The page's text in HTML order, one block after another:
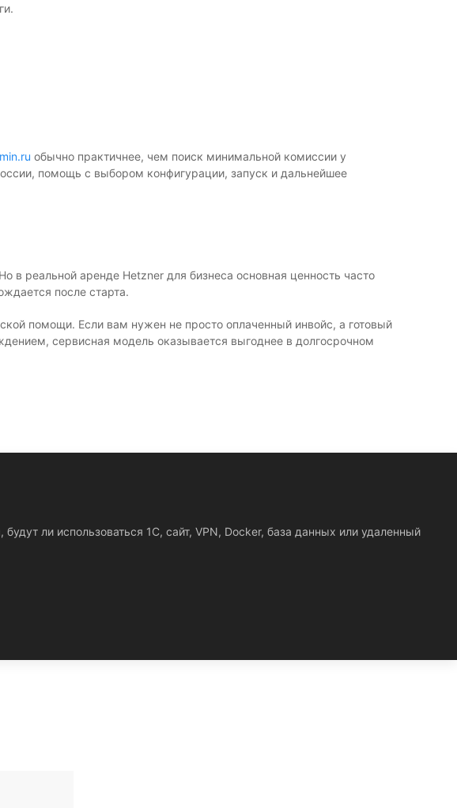
обычно практичнее, чем поиск минимальной комиссии у
помощь с выбором конфигурации, запуск и дальнейшее
в реальной аренде Hetzner для бизнеса основная ценность часто
после старта.
помощи. Если вам нужен не просто оплаченный инвойс, а готовый
сервисная модель оказывается выгоднее в долгосрочном
ли использоваться 1С, сайт, VPN, Docker, база данных или удаленный